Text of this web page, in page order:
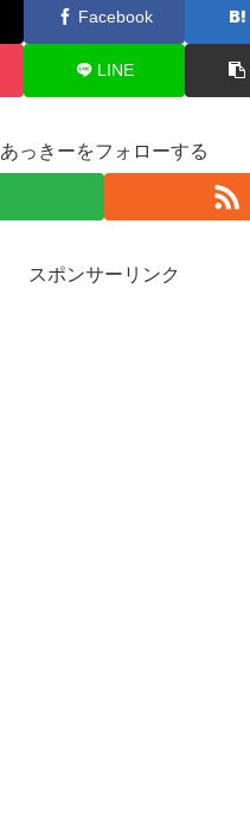
Facebook
LINE
あっきーをフォローする
スポンサーリンク